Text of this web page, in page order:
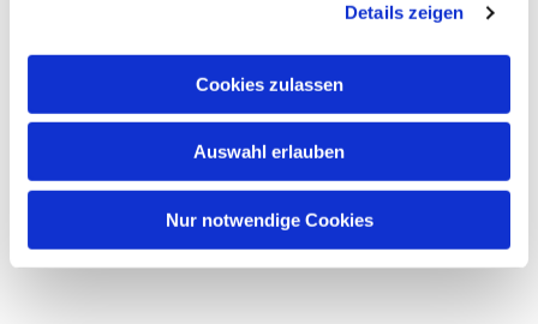
Details zeigen
Cookies zulassen
Auswahl erlauben
Nur notwendige Cookies